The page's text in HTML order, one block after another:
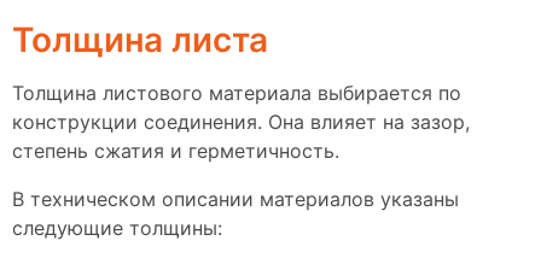
Толщина листа
Толщина листового материала выбирается по
конструкции соединения. Она влияет на зазор,
степень сжатия и герметичность.
В техническом описании материалов указаны
следующие толщины: